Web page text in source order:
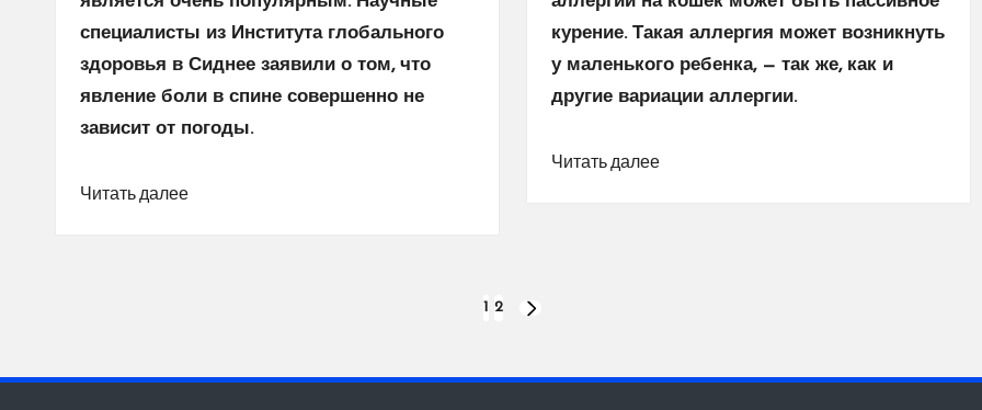
специалисты из Института глобального
здоровья в Сиднее заявили о том, что
явление боли в спине совершенно не
зависит от погоды.
Читать далее
курение. Такая аллергия может возникнуть
у маленького ребенка, — так же, как и
другие вариации аллергии.
Читать далее
1 2